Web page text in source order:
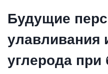
Будущие
улавливания
углерода